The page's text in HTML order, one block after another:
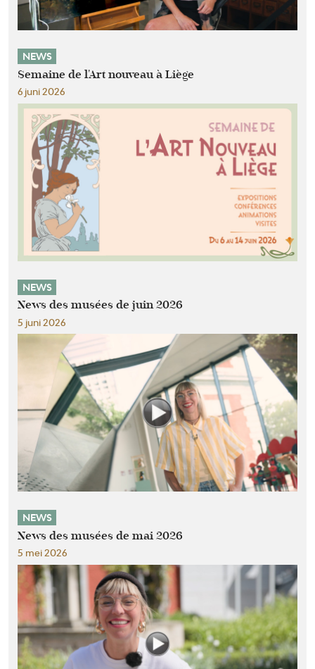
NEWS
Semaine de l'Art nouveau à Liège
6 juni 2026
NEWS
News des musées de juin 2026
5 juni 2026
NEWS
News des musées de mai 2026
5 mei 2026